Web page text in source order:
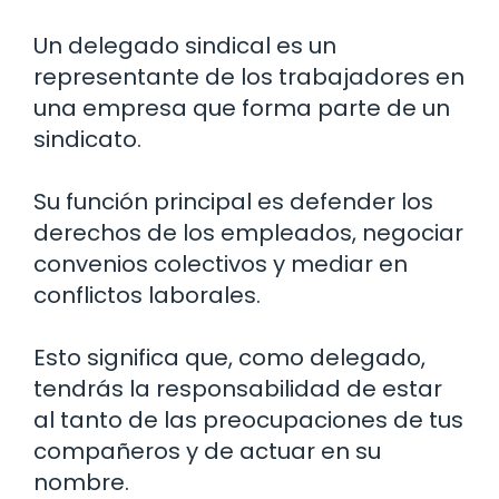
Un delegado sindical es un
representante de los trabajadores en
una empresa que forma parte de un
sindicato.
Su función principal es defender los
derechos de los empleados, negociar
convenios colectivos y mediar en
conflictos laborales.
Esto significa que, como delegado,
tendrás la responsabilidad de estar
al tanto de las preocupaciones de tus
compañeros y de actuar en su
nombre.